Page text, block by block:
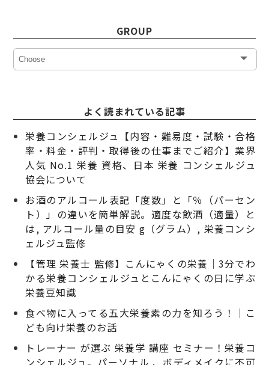
GROUP
よく読まれている記事
栄養コンシェルジュ【内容・難易度・試験・合格
率・料金・評判・取得後の仕事までご紹介】業界
人気 No.1 栄養 資格、日本 栄養 コンシェルジュ
協会について
お酒のアルコール表記「度数」と「％（パーセン
ト）」の違いを簡単解説。適度な飲酒（適量）と
は, アルコール量の目安 g（グラム）, 栄養コンシ
ェルジュ監修
【管理 栄養士 監修】こんにゃくの栄養｜3分でわ
かる栄養コンシェルジュとこんにゃくの日に学ぶ
栄養豆知識
食べ物に入ってる五大栄養素の力を知ろう！｜こ
ども向け栄養のお話
トレーナー が選ぶ 栄養学 講座 セミナー！栄養コ
ンシェルジュ。パーソナル 、ボディメイクに不可